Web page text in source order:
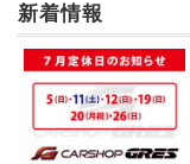
新着情報